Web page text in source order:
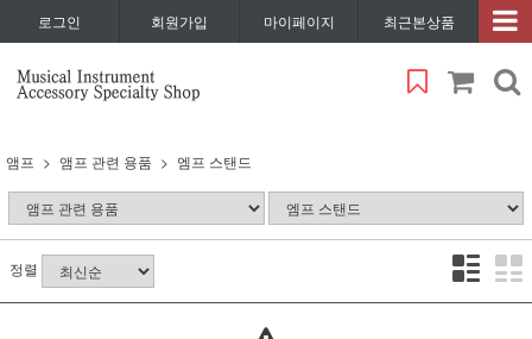
로그인 회원가입 마이페이지 최근본상품
앰프 앰프 관련 용품 엠프 스탠드
정렬